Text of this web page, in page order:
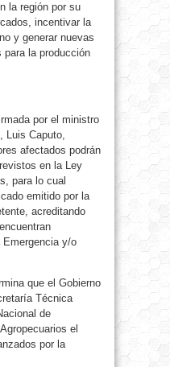
la región por su
incentivar la
y generar nuevas
para la producción
por el ministro
Luis Caputo,
afectados podrán
en la Ley
para lo cual
emitido por la
acreditando
Emergencia y/o
que el Gobierno
Técnica
de
el
por la